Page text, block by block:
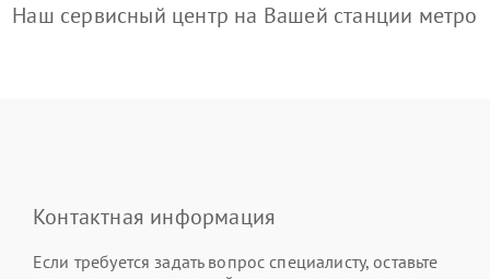
Наш сервисный центр на Вашей станции метро
Контактная информация
Если требуется задать вопрос специалисту, оставьте